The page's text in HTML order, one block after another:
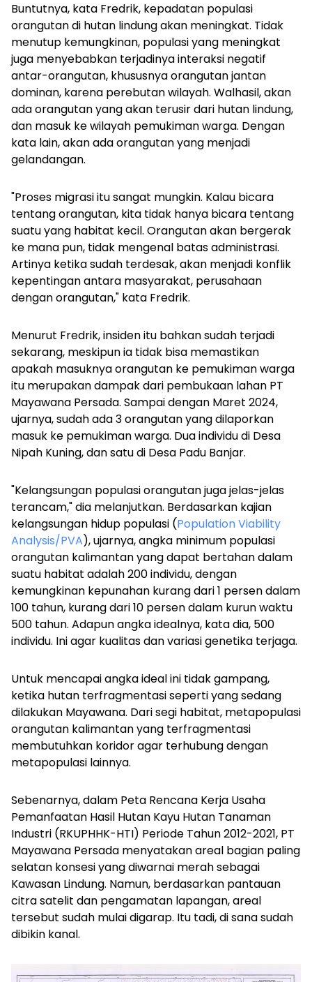
Buntutnya, kata Fredrik, kepadatan populasi
orangutan di hutan lindung akan meningkat. Tidak
menutup kemungkinan, populasi yang meningkat
juga menyebabkan terjadinya interaksi negatif
antar-orangutan, khususnya orangutan jantan
dominan, karena perebutan wilayah. Walhasil, akan
ada orangutan yang akan terusir dari hutan lindung,
dan masuk ke wilayah pemukiman warga. Dengan
kata lain, akan ada orangutan yang menjadi
gelandangan.
"Proses migrasi itu sangat mungkin. Kalau bicara
tentang orangutan, kita tidak hanya bicara tentang
suatu yang habitat kecil. Orangutan akan bergerak
ke mana pun, tidak mengenal batas administrasi.
Artinya ketika sudah terdesak, akan menjadi konflik
kepentingan antara masyarakat, perusahaan
dengan orangutan," kata Fredrik.
Menurut Fredrik, insiden itu bahkan sudah terjadi
sekarang, meskipun ia tidak bisa memastikan
apakah masuknya orangutan ke pemukiman warga
itu merupakan dampak dari pembukaan lahan PT
Mayawana Persada. Sampai dengan Maret 2024,
ujarnya, sudah ada 3 orangutan yang dilaporkan
masuk ke pemukiman warga. Dua individu di Desa
Nipah Kuning, dan satu di Desa Padu Banjar.
"Kelangsungan populasi orangutan juga jelas-jelas
terancam," dia melanjutkan. Berdasarkan kajian
kelangsungan hidup populasi (Population Viability
Analysis/PVA), ujarnya, angka minimum populasi
orangutan kalimantan yang dapat bertahan dalam
suatu habitat adalah 200 individu, dengan
kemungkinan kepunahan kurang dari 1 persen dalam
100 tahun, kurang dari 10 persen dalam kurun waktu
500 tahun. Adapun angka idealnya, kata dia, 500
individu. Ini agar kualitas dan variasi genetika terjaga.
Untuk mencapai angka ideal ini tidak gampang,
ketika hutan terfragmentasi seperti yang sedang
dilakukan Mayawana. Dari segi habitat, metapopulasi
orangutan kalimantan yang terfragmentasi
membutuhkan koridor agar terhubung dengan
metapopulasi lainnya.
Sebenarnya, dalam Peta Rencana Kerja Usaha
Pemanfaatan Hasil Hutan Kayu Hutan Tanaman
Industri (RKUPHHK-HTI) Periode Tahun 2012-2021, PT
Mayawana Persada menyatakan areal bagian paling
selatan konsesi yang diwarnai merah sebagai
Kawasan Lindung. Namun, berdasarkan pantauan
citra satelit dan pengamatan lapangan, areal
tersebut sudah mulai digarap. Itu tadi, di sana sudah
dibikin kanal.